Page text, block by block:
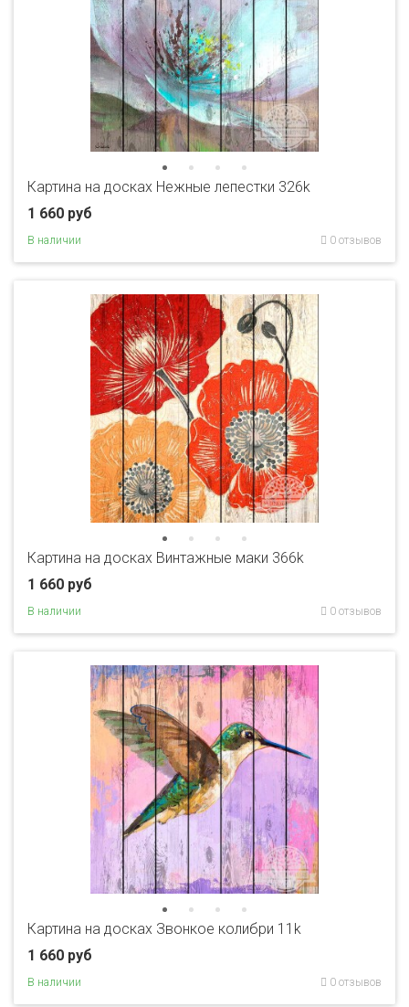
Картина на досках Нежные лепестки 326k
1 660 руб
В наличии 0 отзывов
Картина на досках Винтажные маки 366k
1 660 руб
В наличии 0 отзывов
Картина на досках Звонкое колибри 11k
1 660 руб
В наличии 0 отзывов